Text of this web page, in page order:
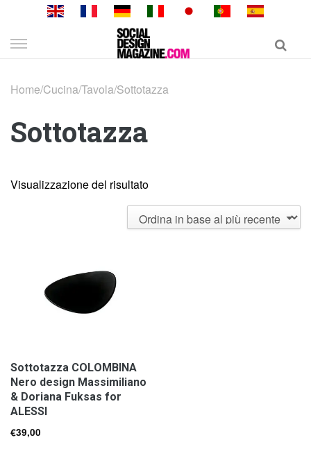
Skip
Home/Cucina/Tavola/Sottotazza
Sottotazza
Visualizzazione del risultato
Sottotazza COLOMBINA
Nero design Massimiliano
& Doriana Fuksas for
ALESSI
€39,00